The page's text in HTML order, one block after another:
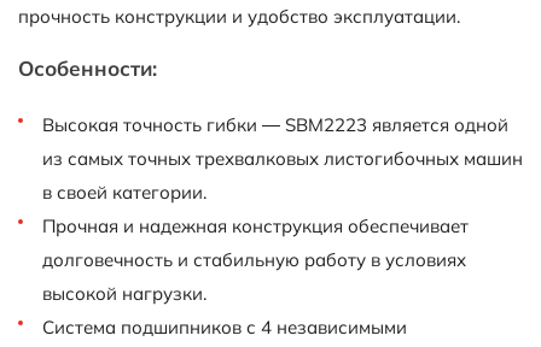
прочность конструкции и удобство эксплуатации.
Особенности:
Высокая точность гибки — SBM2223 является одной
из самых точных трехвалковых листогибочных машин
в своей категории.
Прочная и надежная конструкция обеспечивает
долговечность и стабильную работу в условиях
высокой нагрузки.
Система подшипников с 4 независимыми